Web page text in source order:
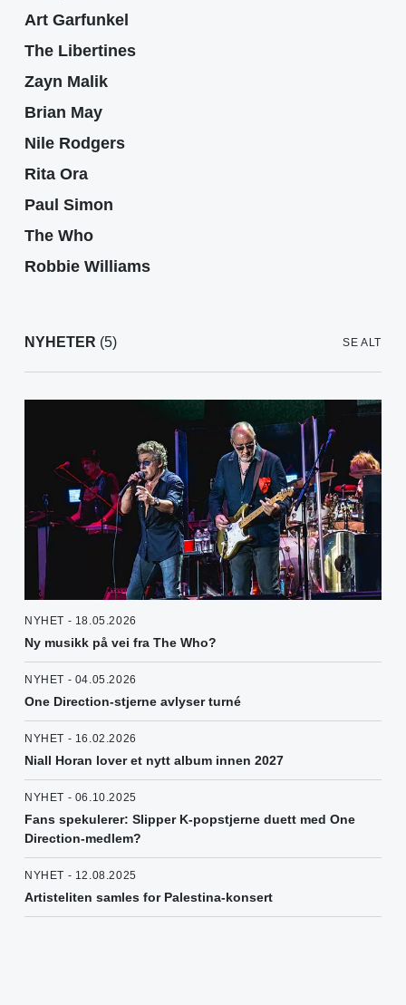
Art Garfunkel
The Libertines
Zayn Malik
Brian May
Nile Rodgers
Rita Ora
Paul Simon
The Who
Robbie Williams
NYHETER (5) SE ALT
NYHET - 18.05.2026
Ny musikk på vei fra The Who?
NYHET - 04.05.2026
One Direction-stjerne avlyser turné
NYHET - 16.02.2026
Niall Horan lover et nytt album innen 2027
NYHET - 06.10.2025
Fans spekulerer: Slipper K-popstjerne duett med One
Direction-medlem?
NYHET - 12.08.2025
Artisteliten samles for Palestina-konsert